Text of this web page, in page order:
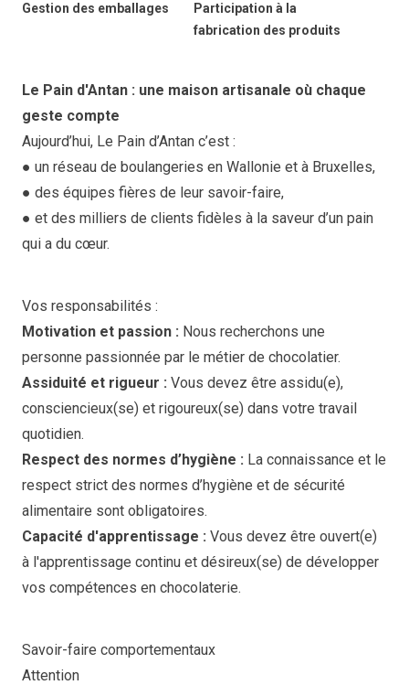
Gestion des emballages
Participation à la
fabrication des produits
Le Pain d'Antan : une maison artisanale où chaque
geste compte
Aujourd’hui, Le Pain d’Antan c’est :
● un réseau de boulangeries en Wallonie et à Bruxelles,
● des équipes fières de leur savoir-faire,
● et des milliers de clients fidèles à la saveur d’un pain
qui a du cœur.
Vos responsabilités :
Motivation et passion : Nous recherchons une
personne passionnée par le métier de chocolatier.
Assiduité et rigueur : Vous devez être assidu(e),
consciencieux(se) et rigoureux(se) dans votre travail
quotidien.
Respect des normes d’hygiène : La connaissance et le
respect strict des normes d’hygiène et de sécurité
alimentaire sont obligatoires.
Capacité d'apprentissage : Vous devez être ouvert(e)
à l'apprentissage continu et désireux(se) de développer
vos compétences en chocolaterie.
Savoir-faire comportementaux
Attention